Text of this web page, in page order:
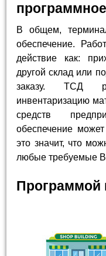
В общем,
обеспечение.
действие как:
другой склад или
заказу. ТСД
инвентаризацию
средств
обеспечение
это значит, что
любые требуемые
Программой